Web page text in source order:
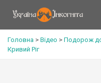
Головна > Відео > Подорож до
Кривий Ріг